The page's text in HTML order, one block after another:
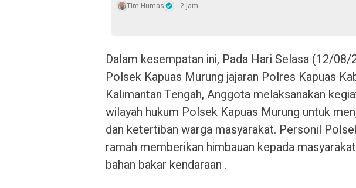
Tim Humas 2 jam
Dalam kesempatan ini, Pada Hari Selasa (12/
Polsek Kapuas Murung jajaran Polres Kapuas
Kalimantan Tengah, Anggota melaksanakan
wilayah hukum Polsek Kapuas Murung untuk
dan ketertiban warga masyarakat. Personil
ramah memberikan himbauan kepada
bahan bakar kendaraan .